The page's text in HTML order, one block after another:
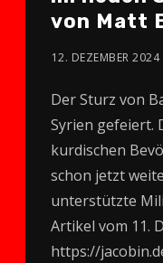
von Matt
12. DEZEMBER 2024
Der Sturz von
Syrien gefeiert.
kurdischen
schon jetzt
unterstützte
Artikel vom 11.
https://